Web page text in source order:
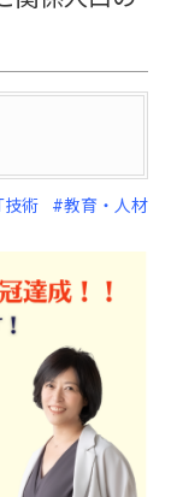
技術 #教育・人材